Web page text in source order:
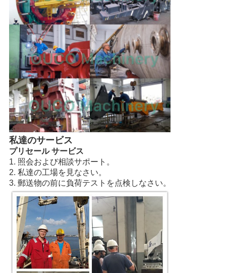
私達のサービス
プリセール サービス
1. 照会および相談サポート。
2. 私達の工場を見なさい。
3. 郵送物の前に負荷テストを点検しなさい。